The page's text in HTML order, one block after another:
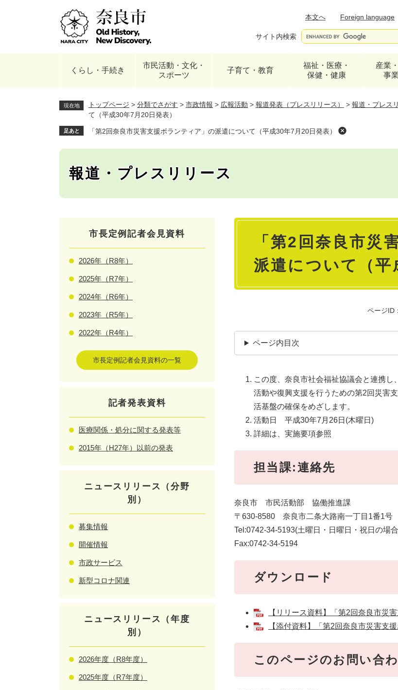
本文へ
Foreign language
サイト内検索
くらし・手続き
市民活動・文化・
スポーツ
子育て・教育
福祉・医療・
保健・健康
産業
事
現在地 トップページ > 分類でさがす > 市政情報 > 広報活動 > 報道発表（プレスリリース） > 報道・プレス
て（平成30年7月20日発表）
足あと 「第2回奈良市災害支援ボランティア」の派遣について（平成30年7月20日発表）
報道・プレスリリース
本
「第2回奈良市災
派遣について（平
ページID
ページ内目次
この度、奈良市社会福祉協議会と連携
活動や復興支援を行うための第2回災害
活基盤の確保をめざします。
活動日 平成30年7月26日(木曜日)
詳細は、実施要項参照
担当課:連絡先
奈良市 市民活動部 協働推進課
〒630-8580 奈良市二条大路南一丁目1番1号
Tel:0742-34-5193(土曜日・日曜日・祝日の
Fax:0742-34-5194
ダウンロード
【リリース資料】「第2回奈良市災
【添付資料】「第2回奈良市災害支
このページのお問い合
市長定例記者会見資料
2026年（R8年）
2025年（R7年）
2024年（R6年）
2023年（R5年）
2022年（R4年）
市長定例記者会見資料の一覧
記者発表資料
医療関係・処分に関する発表等
2015年（H27年）以前の発表
ニュースリリース（分野
別）
募集情報
開催情報
市政サービス
新型コロナ関連
ニュースリリース（年度
別）
2026年度（R8年度）
2025年度（R7年度）